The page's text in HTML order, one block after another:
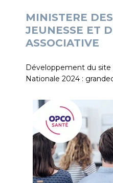
MINISTERE
JEUNESSE ET
ASSOCIATIVE
Développement du site
Nationale 2024 :